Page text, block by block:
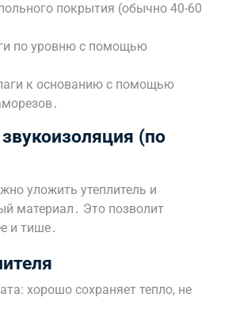
покрытия (обычно 40-60
по уровню с помощью
к основанию с помощью
(по
уложить утеплитель и
материал․ Это позволит
и тише․
хорошо сохраняет тепло, не